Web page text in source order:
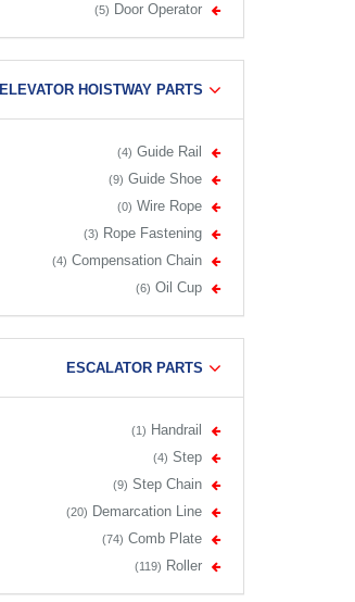
Door Operator
(5)
ELEVATOR HOISTWAY PARTS
Guide Rail
(4)
Guide Shoe
(9)
Wire Rope
(0)
Rope Fastening
(3)
Compensation Chain
(4)
Oil Cup
(6)
ESCALATOR PARTS
Handrail
(1)
Step
(4)
Step Chain
(9)
Demarcation Line
(20)
Comb Plate
(74)
Roller
(119)